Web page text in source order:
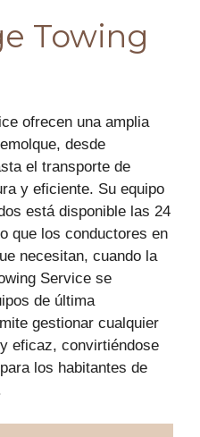
Towing
ofrecen una amplia
desde
el transporte de
y eficiente. Su equipo
está disponible las 24
que los conductores en
necesitan, cuando la
Service se
de última
gestionar cualquier
eficaz, convirtiéndose
los habitantes de